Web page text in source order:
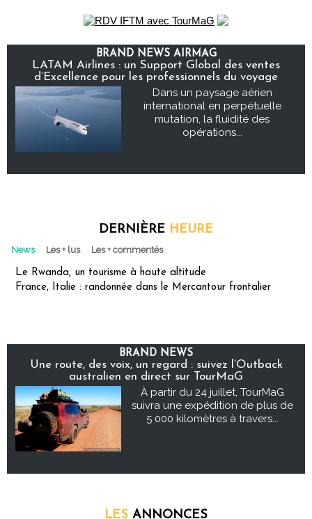
BRAND NEWS AIRMAG
LATAM Airlines : un Support Global des ventes
d’Excellence pour les professionnels du voyage
Dans un paysage aérien
international en perpétuelle
mutation, la fluidité des
opérations...
DERNIÈRE HEURE
News Les + lus Les + commentés
Le Rwanda, un tourisme à haute altitude
France, Italie : randonnée dans le Mercantour frontalier
BRAND NEWS
Une route, des voix, un regard : suivez l’Outback
australien en direct sur TourMaG
À partir du 24 juillet, TourMaG
suivra une expédition de plus de
5 000 kilomètres à travers...
LES ANNONCES